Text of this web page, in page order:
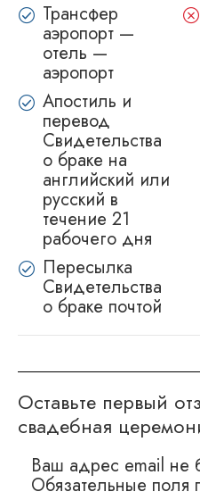
Трансфер
аэропорт —
отель —
аэропорт
Апостиль и
перевод
Свидетельства
о браке на
английский или
русский в
течение 21
рабочего дня
Пересылка
Свидетельства
о браке почтой
Оставьте первый
свадебная
Ваш адрес email не
Обязательные поля